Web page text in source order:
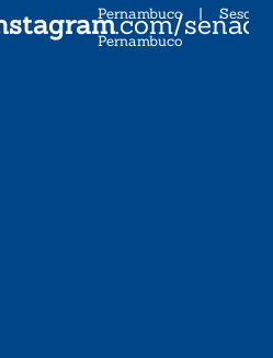
.com/
Pernambuco| Sesc
Pernambuco